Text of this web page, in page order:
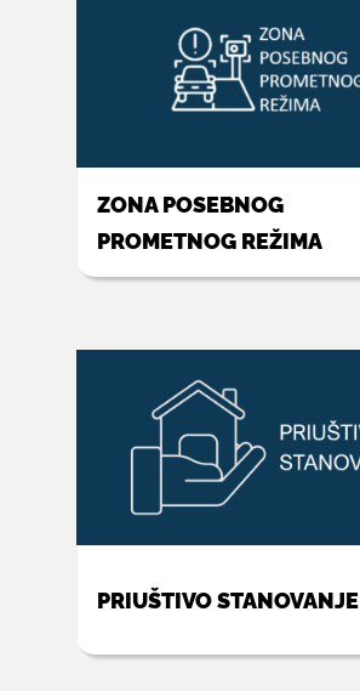
ZONA POSEBNOG
PROMETNOG REŽIMA
PRIUŠTIVO STANOVANJE